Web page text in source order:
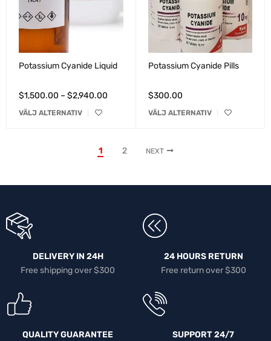
Potassium Cyanide Liquid
$1,500.00 – $2,940.00
VÄLJ ALTERNATIV
Potassium Cyanide Pills
$300.00
VÄLJ ALTERNATIV
1 2 NEXT
DELIVERY IN 24H
Free shipping over $300
24 HOURS RETURN
Free return over $300
QUALITY GUARANTEE
SUPPORT 24/7